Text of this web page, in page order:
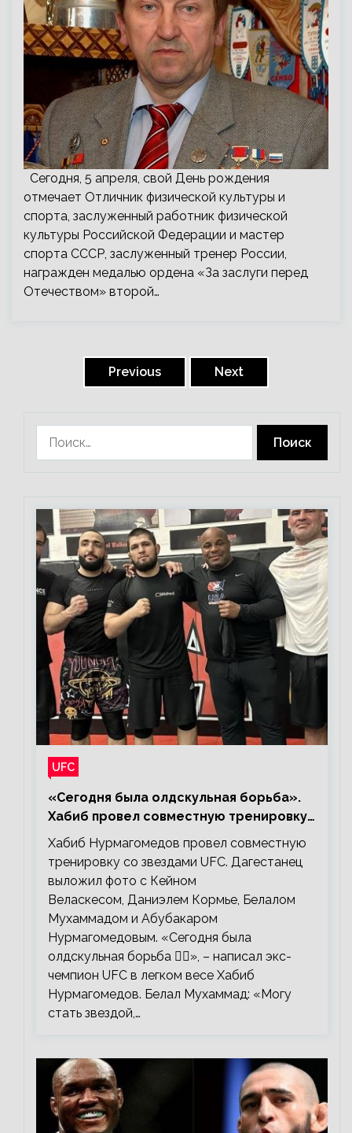
Сегодня, 5 апреля, свой День рождения
отмечает Отличник физической культуры и
спорта, заслуженный работник физической
культуры Российской Федерации и мастер
спорта СССР, заслуженный тренер России,
награжден медалью ордена «За заслуги перед
Отечеством» второй…
Previous Next
UFC
«Сегодня была олдскульная борьба».
Хабиб провел совместную тренировку
со звездами UFC
Хабиб Нурмагомедов провел совместную
тренировку со звездами UFC. Дагестанец
выложил фото с Кейном
Веласкесом, Даниэлем Кормье, Белалом
Мухаммадом и Абубакаром
Нурмагомедовым. «Сегодня была
олдскульная борьба 🤼‍♂️», – написал экс-
чемпион UFC в легком весе Хабиб
Нурмагомедов. Белал Мухаммад: «Могу
стать звездой,…